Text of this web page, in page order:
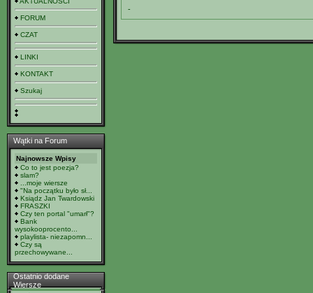
FORUM
CZAT
LINKI
KONTAKT
Szukaj
Wątki na Forum
Najnowsze Wpisy
Co to jest poezja?
slam?
...moje wiersze
"Na początku było sł...
Ksiądz Jan Twardowski
FRASZKI
Czy ten portal "umarł"?
Bank
wysokooprocento...
playlista- niezapomn...
Czy są
przechowywane...
Ostatnio dodane
Wiersze
-